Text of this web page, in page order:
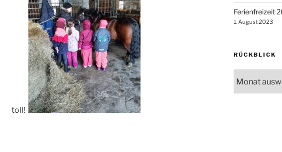
toll!
Ferienfreizeit
1. August 2023
RÜCKBLICK